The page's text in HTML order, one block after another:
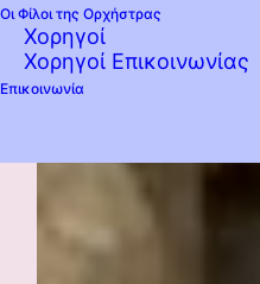
Οι Φίλοι της Ορχήστρας
Χορηγοί
Χορηγοί Επικοινωνίας
Επικοινωνία